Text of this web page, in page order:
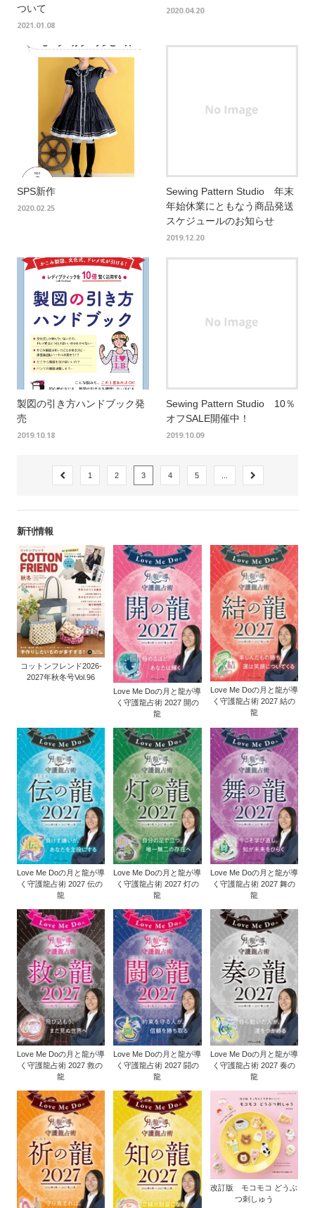
ついて
2021.01.08
2020.04.20
SPS新作
2020.02.25
Sewing Pattern Studio 年末
年始休業にともなう商品発送
スケジュールのお知らせ
2019.12.20
製図の引き方ハンドブック発
売
2019.10.18
Sewing Pattern Studio 10％
オフSALE開催中！
2019.10.09
1 2 3 4 5
新刊情報
コットンフレンド2026-
2027年秋冬号Vol.96
Love Me Doの月と龍が導
く守護龍占術 2027 開の
龍
Love Me Doの月と龍が導
く守護龍占術 2027 結の
龍
Love Me Doの月と龍が導
く守護龍占術 2027 伝の
龍
Love Me Doの月と龍が導
く守護龍占術 2027 灯の
龍
Love Me Doの月と龍が導
く守護龍占術 2027 舞の
龍
Love Me Doの月と龍が導
く守護龍占術 2027 救の
龍
Love Me Doの月と龍が導
く守護龍占術 2027 闘の
龍
Love Me Doの月と龍が導
く守護龍占術 2027 奏の
龍
改訂版 モコモコ どうぶ
つ刺しゅう